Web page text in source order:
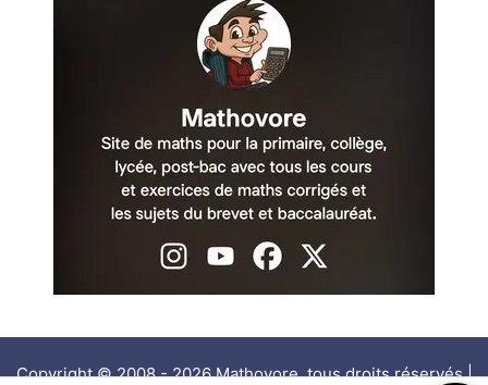
Copyright © 2008 - 2026 Mathovore, tous droits réservés |